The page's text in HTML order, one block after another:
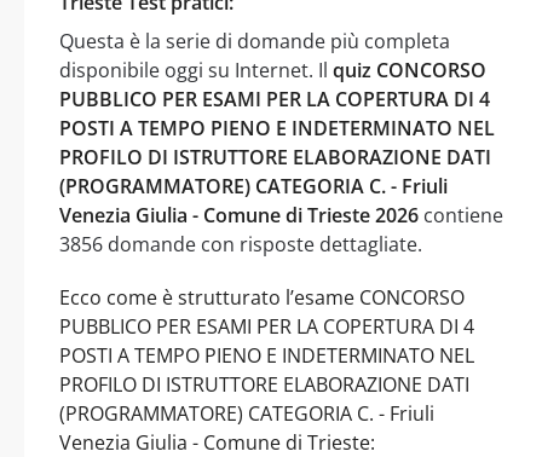
Questa è la serie di domande più completa
disponibile oggi su Internet. Il quiz CONCORSO
PUBBLICO PER ESAMI PER LA COPERTURA DI 4
POSTI A TEMPO PIENO E INDETERMINATO NEL
PROFILO DI ISTRUTTORE ELABORAZIONE DATI
(PROGRAMMATORE) CATEGORIA C. - Friuli
Venezia Giulia - Comune di Trieste 2026 contiene
3856 domande con risposte dettagliate.
Ecco come è strutturato l’esame CONCORSO
PUBBLICO PER ESAMI PER LA COPERTURA DI 4
POSTI A TEMPO PIENO E INDETERMINATO NEL
PROFILO DI ISTRUTTORE ELABORAZIONE DATI
(PROGRAMMATORE) CATEGORIA C. - Friuli
Venezia Giulia - Comune di Trieste: